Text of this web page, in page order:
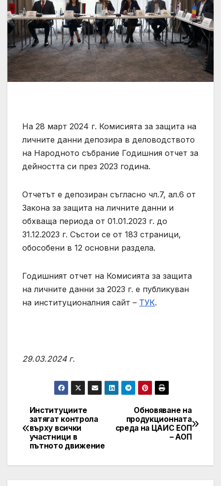
На 28 март 2024 г. Комисията за защита на
личните данни депозира в деловодството
на Народното събрание Годишния отчет за
дейността си през 2023 година.
Отчетът е депозиран съгласно чл.7, ал.6 от
Закона за защита на личните данни и
обхваща периода от 01.01.2023 г. до
31.12.2023 г. Състои се от 183 страници,
обособени в 12 основни раздела.
Годишният отчет на Комисията за защита
на личните данни за 2023 г. е публикуван
на институционалния сайт – ТУК.
29.03.2024 г.
Post
navigation
Обновяване на
продукционната
среда на ЦАИС ЕОП
– АОП
Институциите
затягат контрола
върху всички
участници в
пътното движение